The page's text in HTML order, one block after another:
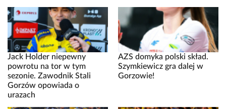
Jack Holder niepewny
powrotu na tor w tym
sezonie. Zawodnik Stali
Gorzów opowiada o
urazach
AZS domyka polski skład.
Szymkiewicz gra dalej w
Gorzowie!